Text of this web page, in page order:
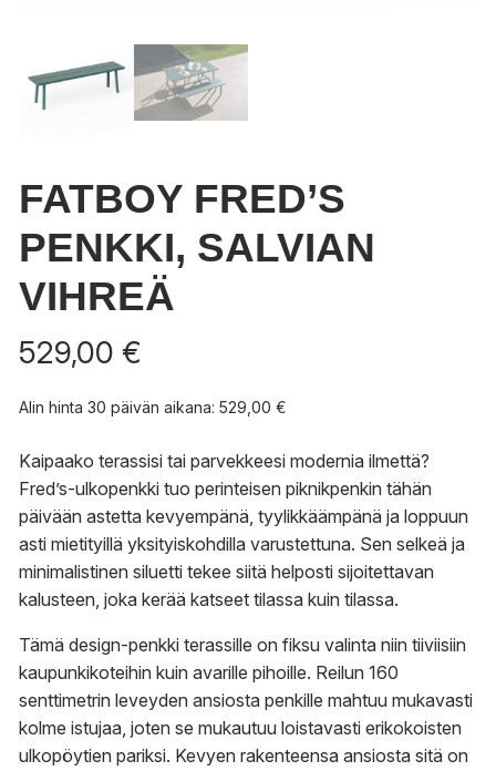
FATBOY FRED’S
PENKKI, SALVIAN
VIHREÄ
529,00 €
Alin hinta 30 päivän aikana: 529,00 €
Kaipaako terassisi tai parvekkeesi modernia ilmettä?
Fred’s-ulkopenkki tuo perinteisen piknikpenkin tähän
päivään astetta kevyempänä, tyylikkäämpänä ja loppuun
asti mietityillä yksityiskohdilla varustettuna. Sen selkeä ja
minimalistinen siluetti tekee siitä helposti sijoitettavan
kalusteen, joka kerää katseet tilassa kuin tilassa.
Tämä design-penkki terassille on fiksu valinta niin tiiviisiin
kaupunkikoteihin kuin avarille pihoille. Reilun 160
senttimetrin leveyden ansiosta penkille mahtuu mukavasti
kolme istujaa, joten se mukautuu loistavasti erikokoisten
ulkopöytien pariksi. Kevyen rakenteensa ansiosta sitä on